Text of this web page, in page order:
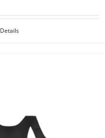
Details